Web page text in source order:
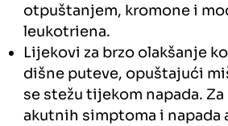
otpuštanjem, kromone i
leukotriena.
Lijekovi za brzo olakšanje
dišne puteve, opuštajući
se stežu tijekom napada.
akutnih simptoma i napada